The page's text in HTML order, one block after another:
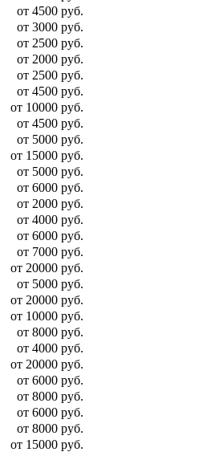
от 4500 руб.
от 3000 руб.
от 2500 руб.
от 2000 руб.
от 2500 руб.
от 4500 руб.
от 10000 руб.
от 4500 руб.
от 5000 руб.
от 15000 руб.
от 5000 руб.
от 6000 руб.
от 2000 руб.
от 4000 руб.
от 6000 руб.
от 7000 руб.
от 20000 руб.
от 5000 руб.
от 20000 руб.
от 10000 руб.
от 8000 руб.
от 4000 руб.
от 20000 руб.
от 6000 руб.
от 8000 руб.
от 6000 руб.
от 8000 руб.
от 15000 руб.